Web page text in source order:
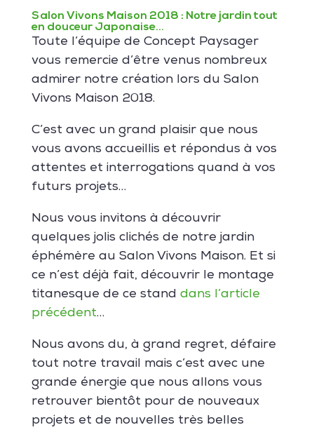
Salon Vivons Maison 2018 : Notre jardin tout
en douceur Japonaise…
Toute l’équipe de Concept Paysager
vous remercie d’être venus nombreux
admirer notre création lors du Salon
Vivons Maison 2018.
C’est avec un grand plaisir que nous
vous avons accueillis et répondus à vos
attentes et interrogations quand à vos
futurs projets…
Nous vous invitons à découvrir
quelques jolis clichés de notre jardin
éphémère au Salon Vivons Maison. Et si
ce n’est déjà fait, découvrir le montage
titanesque de ce stand dans l’article
précédent…
Nous avons du, à grand regret, défaire
tout notre travail mais c’est avec une
grande énergie que nous allons vous
retrouver bientôt pour de nouveaux
projets et de nouvelles très belles